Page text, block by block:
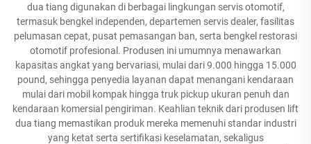
dua tiang digunakan di berbagai lingkungan servis otomotif,
termasuk bengkel independen, departemen servis dealer, fasilitas
pelumasan cepat, pusat pemasangan ban, serta bengkel restorasi
otomotif profesional. Produsen ini umumnya menawarkan
kapasitas angkat yang bervariasi, mulai dari 9.000 hingga 15.000
pound, sehingga penyedia layanan dapat menangani kendaraan
mulai dari mobil kompak hingga truk pickup ukuran penuh dan
kendaraan komersial pengiriman. Keahlian teknik dari produsen lift
dua tiang memastikan produk mereka memenuhi standar industri
yang ketat serta sertifikasi keselamatan, sekaligus